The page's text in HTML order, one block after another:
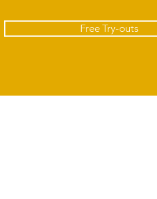
Free Try-outs